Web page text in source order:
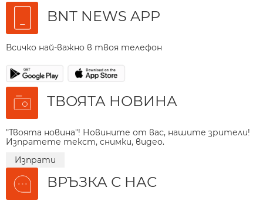
BNT NEWS APP
Всичко най-важно в твоя телефон
ТВОЯТА НОВИНА
"Твоята новина"! Новините от вас, нашите зрители!
Изпратете текст, снимки, видео.
Изпрати
ВРЪЗКА С НАС